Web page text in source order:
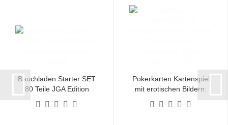
Bauchladen Starter SET
80 Teile JGA Edition
Inhalt
Pokerkarten Kartenspiel
mit erotischen Bildern:
Unterwäsche Playing